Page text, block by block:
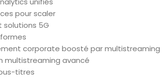
pour scaler
5G
corporate boosté par multistreaming
multistreaming avancé
titres